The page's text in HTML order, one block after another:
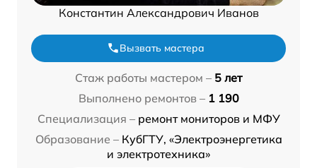
Константин Александрович Иванов
Вызвать мастера
Стаж работы мастером – 5 лет
Выполнено ремонтов – 1 190
Специализация – ремонт мониторов и МФУ
Образование – КубГТУ, «Электроэнергетика
и электротехника»